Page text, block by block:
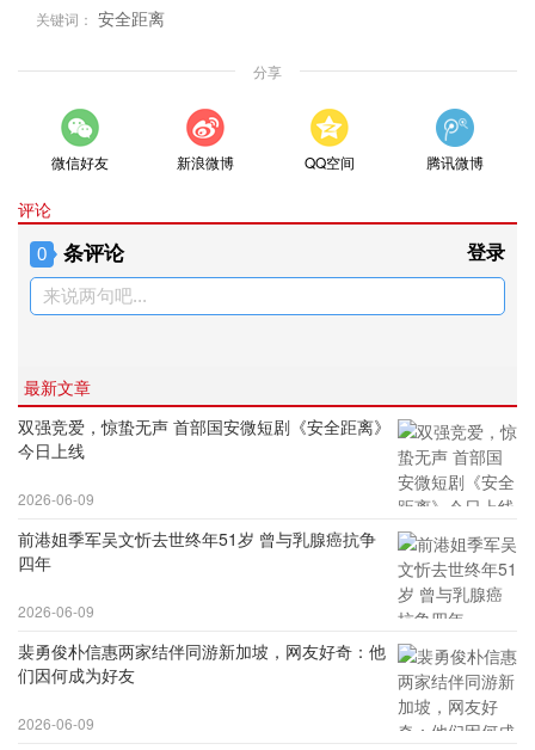
关键词： 安全距离
分享
微信好友 新浪微博 QQ空间 腾讯微博
评论
0 条评论 登录
来说两句吧...
最新文章
双强竞爱，惊蛰无声 首部国安微短剧《安全距离》
今日上线
2026-06-09
前港姐季军吴文忻去世终年51岁 曾与乳腺癌抗争
四年
2026-06-09
裴勇俊朴信惠两家结伴同游新加坡，网友好奇：他
们因何成为好友
2026-06-09